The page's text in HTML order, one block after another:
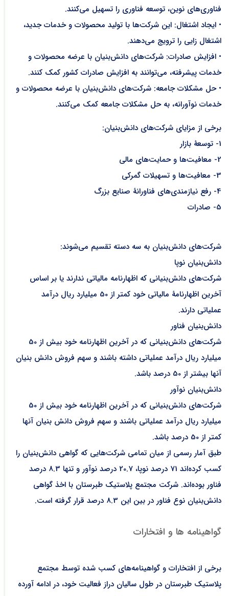
فناوری‌های نوین، توسعه فناوری را تسهیل می‌کنند.
• ایجاد اشتغال: این شرکت‌ها با تولید محصولات و خدمات جدید،
اشتغال زایی را ترویج می‌دهند.
• افزایش صادرات: شرکت‌های دانش‌بنیان با عرضه محصولات و
خدمات پیشرفته، می‌توانند به افزایش صادرات کشور کمک کنند.
• حل مشکلات جامعه: شرکت‌های دانش‌بنیان با عرضه محصولات و
خدمات نوآورانه، به حل مشکلات جامعه کمک می‌کنند.
برخی از مزایای شرکت‌های دانش‌بنیان:
1- توسعۀ بازار
2- معافیت‌ها و حمایت‌های مالی
3- معافیت‌ها و تسهیلات گمرکی
4- رفع نیازمندی‌های فناورانۀ صنایع بزرگ
5- صادرات
شرکت‌های دانش‌بنیان به سه دسته تقسیم می‌شوند:
دانش‌بنیان نوپا
شرکت‌های دانش‌بنیانی که اظهارنامه مالیاتی ندارند یا بر اساس
آخرین اظهارنامۀ مالیاتی خود کمتر از 50 میلیارد ریال درآمد
عملیاتی دارند.
دانش‌بنیان فناور
شرکت‌های دانش‌بنیانی که در آخرین اظهارنامه خود بیش از 50
میلیارد ریال درآمد عملیاتی داشته باشند و سهم فروش دانش بنیان
آنها بیشتر از 50 درصد باشد.
دانش‌بنیان نوآور
شرکت‌های دانش‌بنیانی که در آخرین اظهارنامه خود بیش از 50
میلیارد ریال درآمد عملیاتی باشند و سهم فروش دانش بنیان آنها
کمتر از 50 درصد باشد.
طبق آمار رسمی از میان تمامی شرکت‌هایی که گواهی دانش‌بنیان را
کسب کرده‌اند 71 درصد نوپا، 20.7 درصد نوآور و تنها 8.3 درصد
فناور بوده‌اند. شرکت مجتمع پلاستیک طبرستان با اخذ گواهی
دانش‌بنیان نوع فناور در بین این 8.3 درصد قرار گرفته است.
گواهینامه ها و افتخارات
برخی از افتخارات و گواهینامه‌های کسب شده توسط مجتمع
پلاستیک طبرستان در طول سالیان دراز فعالیت خود، در ادامه آورده